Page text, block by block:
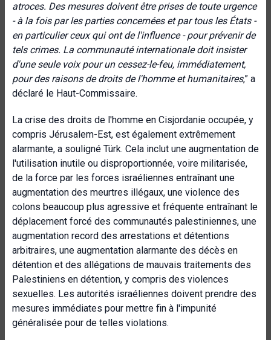
atroces. Des mesures doivent être prises de toute urgence
- à la fois par les parties concernées et par tous les États -
en particulier ceux qui ont de l'influence - pour prévenir de
tels crimes. La communauté internationale doit insister
d'une seule voix pour un cessez-le-feu, immédiatement,
pour des raisons de droits de l'homme et humanitaires,” a
déclaré le Haut-Commissaire.
La crise des droits de l'homme en Cisjordanie occupée, y
compris Jérusalem-Est, est également extrêmement
alarmante, a souligné Türk. Cela inclut une augmentation de
l'utilisation inutile ou disproportionnée, voire militarisée,
de la force par les forces israéliennes entraînant une
augmentation des meurtres illégaux, une violence des
colons beaucoup plus agressive et fréquente entraînant le
déplacement forcé des communautés palestiniennes, une
augmentation record des arrestations et détentions
arbitraires, une augmentation alarmante des décès en
détention et des allégations de mauvais traitements des
Palestiniens en détention, y compris des violences
sexuelles. Les autorités israéliennes doivent prendre des
mesures immédiates pour mettre fin à l'impunité
généralisée pour de telles violations.